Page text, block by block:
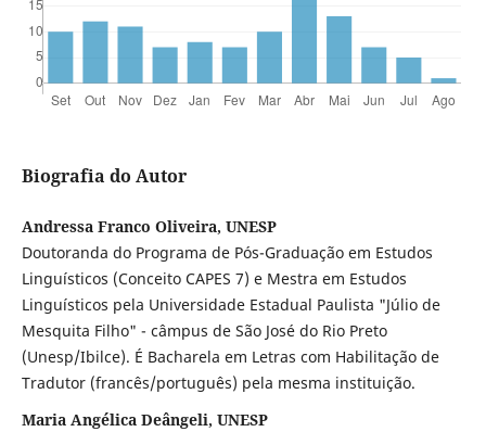
Biografia do Autor
Andressa Franco Oliveira, UNESP
Doutoranda do Programa de Pós-Graduação em Estudos
Linguísticos (Conceito CAPES 7) e Mestra em Estudos
Linguísticos pela Universidade Estadual Paulista "Júlio de
Mesquita Filho" - câmpus de São José do Rio Preto
(Unesp/Ibilce). É Bacharela em Letras com Habilitação de
Tradutor (francês/português) pela mesma instituição.
Maria Angélica Deângeli, UNESP